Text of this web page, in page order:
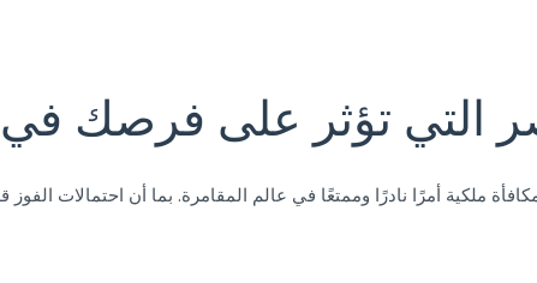
التي تؤثر على فرصك
ملكية أمرًا نادرًا وممتعًا في عالم المقامرة. بما أن احتمالات